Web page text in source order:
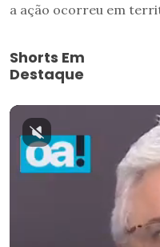
a ação ocorreu em
Shorts Em
Destaque